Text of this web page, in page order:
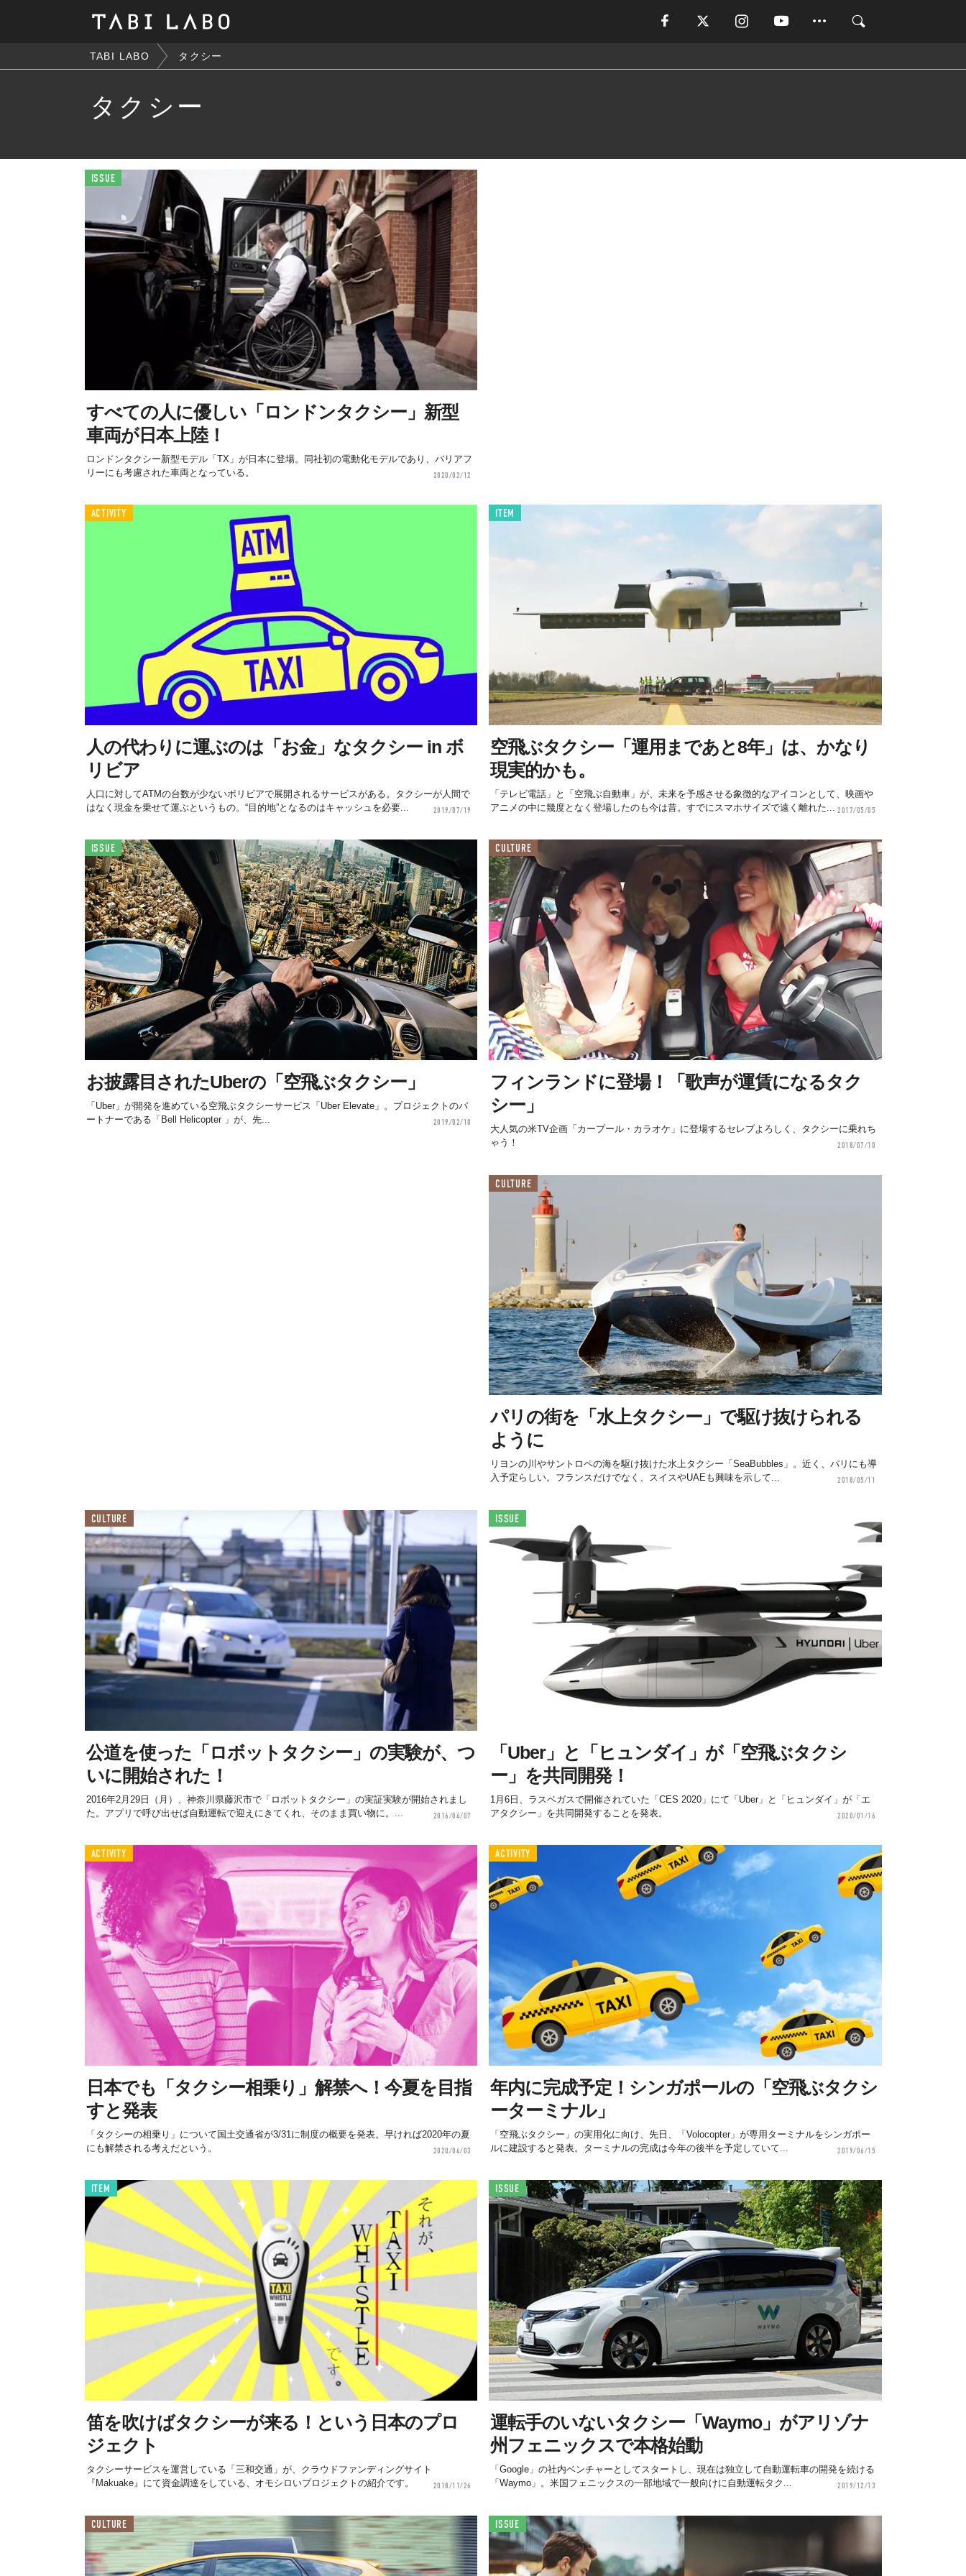
TABI LABO タクシー
タクシー
ISSUE
すべての人に優しい「ロンドンタクシー」新型
車両が日本上陸！
ロンドンタクシー新型モデル「TX」が日本に登場。同社初の電動化モデルであり、バリアフ
リーにも考慮された車両となっている。
2020/02/12
ACTIVITY
人の代わりに運ぶのは「お金」なタクシー in ボ
リビア
人口に対してATMの台数が少ないボリビアで展開されるサービスがある。タクシーが人間で
はなく現金を乗せて運ぶというもの。“目的地”となるのはキャッシュを必要...
2019/07/19
ITEM
空飛ぶタクシー「運用まであと8年」は、かなり
現実的かも。
「テレビ電話」と「空飛ぶ自動車」が、未来を予感させる象徴的なアイコンとして、映画や
アニメの中に幾度となく登場したのも今は昔。すでにスマホサイズで遠く離れた...
2017/05/05
ISSUE
お披露目されたUberの「空飛ぶタクシー」
「Uber」が開発を進めている空飛ぶタクシーサービス「Uber Elevate」。プロジェクトのパ
ートナーである「Bell Helicopter 」が、先...
2019/02/10
CULTURE
フィンランドに登場！「歌声が運賃になるタク
シー」
大人気の米TV企画「カープール・カラオケ」に登場するセレブよろしく、タクシーに乗れち
ゃう！
2018/07/10
CULTURE
パリの街を「水上タクシー」で駆け抜けられる
ように
リヨンの川やサントロペの海を駆け抜けた水上タクシー「SeaBubbles」。近く、パリにも導
入予定らしい。フランスだけでなく、スイスやUAEも興味を示して...
2018/05/11
CULTURE
公道を使った「ロボットタクシー」の実験が、つ
いに開始された！
2016年2月29日（月）、神奈川県藤沢市で「ロボットタクシー」の実証実験が開始されまし
た。アプリで呼び出せば自動運転で迎えにきてくれ、そのまま買い物に。...
2016/04/07
ISSUE
「Uber」と「ヒュンダイ」が「空飛ぶタクシ
ー」を共同開発！
1月6日、ラスベガスで開催されていた「CES 2020」にて「Uber」と「ヒュンダイ」が「エ
アタクシー」を共同開発することを発表。
2020/01/16
ACTIVITY
日本でも「タクシー相乗り」解禁へ！今夏を目指
すと発表
「タクシーの相乗り」について国土交通省が3/31に制度の概要を発表。早ければ2020年の夏
にも解禁される考えだという。
2020/04/03
ACTIVITY
年内に完成予定！シンガポールの「空飛ぶタクシ
ーターミナル」
「空飛ぶタクシー」の実用化に向け、先日、「Volocopter」が専用ターミナルをシンガポー
ルに建設すると発表。ターミナルの完成は今年の後半を予定していて...
2019/06/15
ITEM
笛を吹けばタクシーが来る！という日本のプロ
ジェクト
タクシーサービスを運営している「三和交通」が、クラウドファンディングサイト
『Makuake』にて資金調達をしている、オモシロいプロジェクトの紹介です。
2018/11/26
ISSUE
運転手のいないタクシー「Waymo」がアリゾナ
州フェニックスで本格始動
「Google」の社内ベンチャーとしてスタートし、現在は独立して自動運転車の開発を続ける
「Waymo」。米国フェニックスの一部地域で一般向けに自動運転タク...
2019/12/13
CULTURE ISSUE